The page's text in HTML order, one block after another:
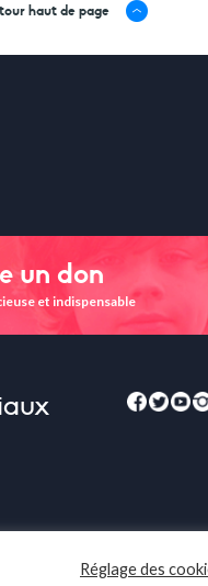
haut de page
un don
et indispensable
Réglage des